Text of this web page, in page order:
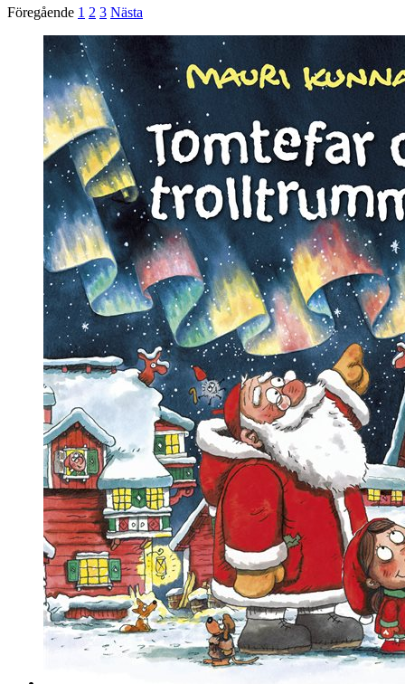
Föregående 1 2 3 Nästa